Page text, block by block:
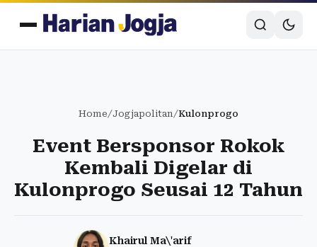
Home/Jogjapolitan/Kulonprogo
Event Bersponsor Rokok
Kembali Digelar di
Kulonprogo Seusai 12 Tahun
Khairul Ma\'arif